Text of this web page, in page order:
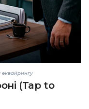
еквайрингу
(Tap to